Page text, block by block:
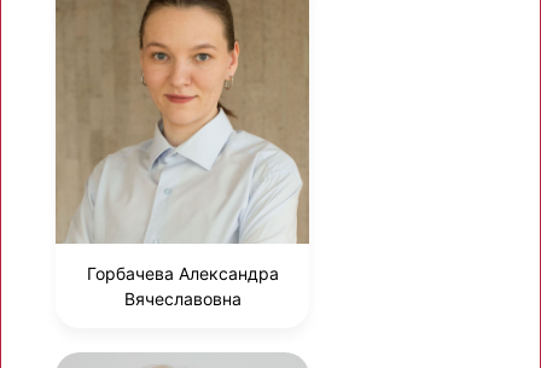
Горбачева Александра
Вячеславовна